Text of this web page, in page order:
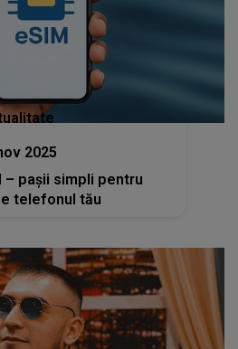
2025
– pașii simpli pentru
telefonul tău